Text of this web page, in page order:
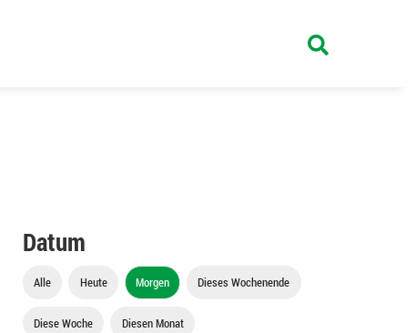
Datum
Alle Heute Morgen Dieses Wochenende
Diese Woche Diesen Monat